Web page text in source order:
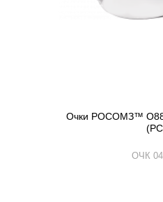
Очки РОСОМЗ™ О88
ОЧК